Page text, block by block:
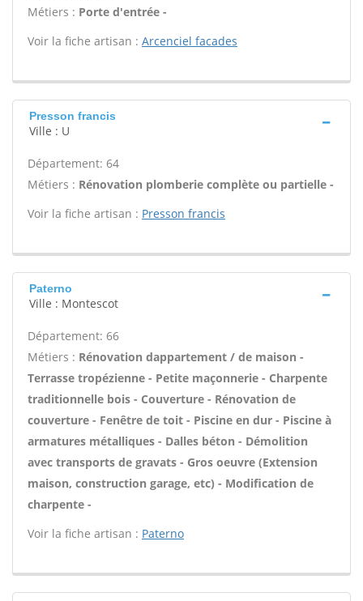
Métiers : Porte d'entrée -
Voir la fiche artisan : Arcenciel facades
Presson francis
Ville : U
Département: 64
Métiers : Rénovation plomberie complète ou partielle -
Voir la fiche artisan : Presson francis
Paterno
Ville : Montescot
Département: 66
Métiers : Rénovation dappartement / de maison -
Terrasse tropézienne - Petite maçonnerie - Charpente
traditionnelle bois - Couverture - Rénovation de
couverture - Fenêtre de toit - Piscine en dur - Piscine à
armatures métalliques - Dalles béton - Démolition
avec transports de gravats - Gros oeuvre (Extension
maison, construction garage, etc) - Modification de
charpente -
Voir la fiche artisan : Paterno